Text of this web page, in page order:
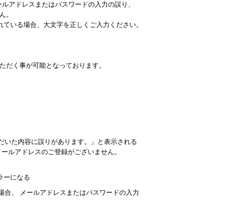
アドレスまたはパスワードの入力の誤り、
。
いる場合、大文字を正しくご入力ください。
だく事が可能となっております。
いた内容に誤りがあります。」と表示される
ルアドレスのご登録がございません。
ーになる
合、 メールアドレスまたはパスワードの入力